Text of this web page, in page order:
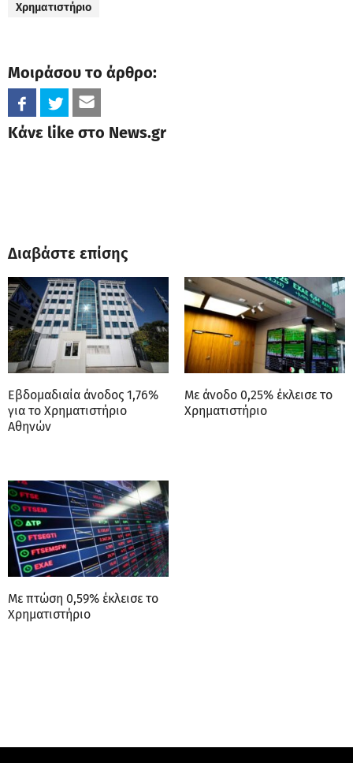
Χρηματιστήριο
Μοιράσου το άρθρο:
Κάνε like στο News.gr
Διαβάστε επίσης
Εβδομαδιαία άνοδος 1,76%
για το Χρηματιστήριο
Αθηνών
Με άνοδο 0,25% έκλεισε το
Χρηματιστήριο
Με πτώση 0,59% έκλεισε το
Χρηματιστήριο